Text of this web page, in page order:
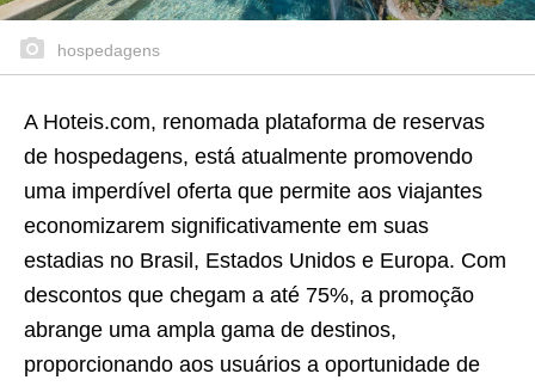
hospedagens
A Hoteis.com, renomada plataforma de reservas
de hospedagens, está atualmente promovendo
uma imperdível oferta que permite aos viajantes
economizarem significativamente em suas
estadias no Brasil, Estados Unidos e Europa. Com
descontos que chegam a até 75%, a promoção
abrange uma ampla gama de destinos,
proporcionando aos usuários a oportunidade de